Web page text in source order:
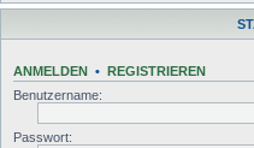
ANMELDEN • REGISTRIEREN
Benutzername:
Passwort: